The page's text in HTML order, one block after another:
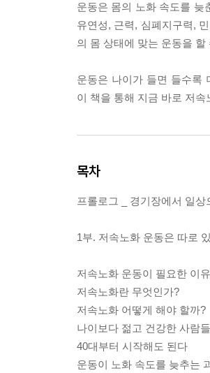
운동은 몸의 노화 속도를 늦
유연성, 근력, 심폐지구력,
의 몸 상태에 맞는 운동을
운동은 나이가 들면 들수록
이 책을 통해 지금 바로 저
목차
프롤로그 _ 경기장에서 일
1부. 저속노화 운동은 따로
저속노화 운동이 필요한 이유
저속노화란 무엇인가?
저속노화 어떻게 해야 할까?
나이보다 젊고 건강한 사람
40대부터 시작해도 된다
운동이 노화 속도를 늦추는